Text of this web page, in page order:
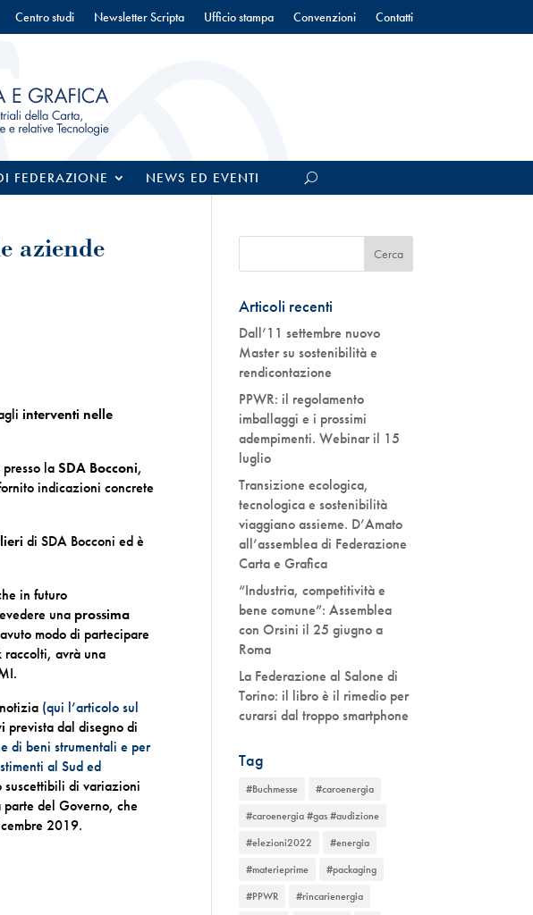
Centro studi Newsletter Scripta Ufficio stampa Convenzioni Contatti
FEDERAZIONE NEWS ED EVENTI
aziende
interventi nelle
presso laSDA Bocconi,
indicazioni concrete
di SDA Bocconi ed è
in futuro
una prossima
modo di partecipare
raccolti, avrà una
(qui l’articolo sul
prevista dal disegno di
di beni strumentali e per
al Sud ed
suscettibili di variazioni
del Governo, che
2019.
Articoli recenti
Dall’11 settembre nuovo
Master su sostenibilità e
rendicontazione
PPWR: il regolamento
imballaggi e i prossimi
adempimenti. Webinar il 15
luglio
Transizione ecologica,
tecnologica e sostenibilità
viaggiano assieme. D’Amato
all’assemblea di Federazione
Carta e Grafica
“Industria, competitività e
bene comune”: Assemblea
con Orsini il 25 giugno a
Roma
La Federazione al Salone di
Torino: il libro è il rimedio per
curarsi dal troppo smartphone
Tag
#Buchmesse
#caroenergia
#caroenergia #gas #audizione
#elezioni2022
#energia
#materieprime
#packaging
#PPWR
#rincarienergia